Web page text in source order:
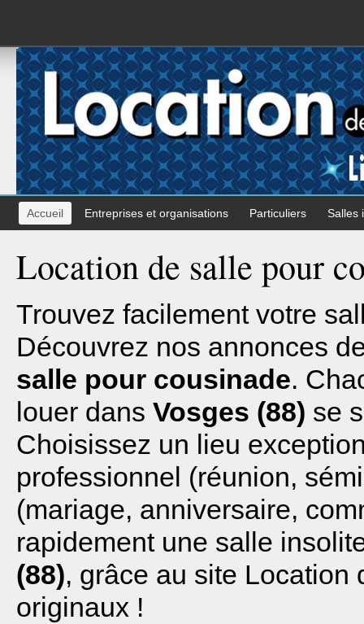
Accueil Entreprises et organisations Particuliers Salles
Location de salle pour
Trouvez facilement votre
Découvrez nos annonces
salle pour cousinade.
louer dans Vosges (88) se
Choisissez un lieu
professionnel (réunion,
(mariage, anniversaire,
rapidement une salle
(88), grâce au site Location
originaux !